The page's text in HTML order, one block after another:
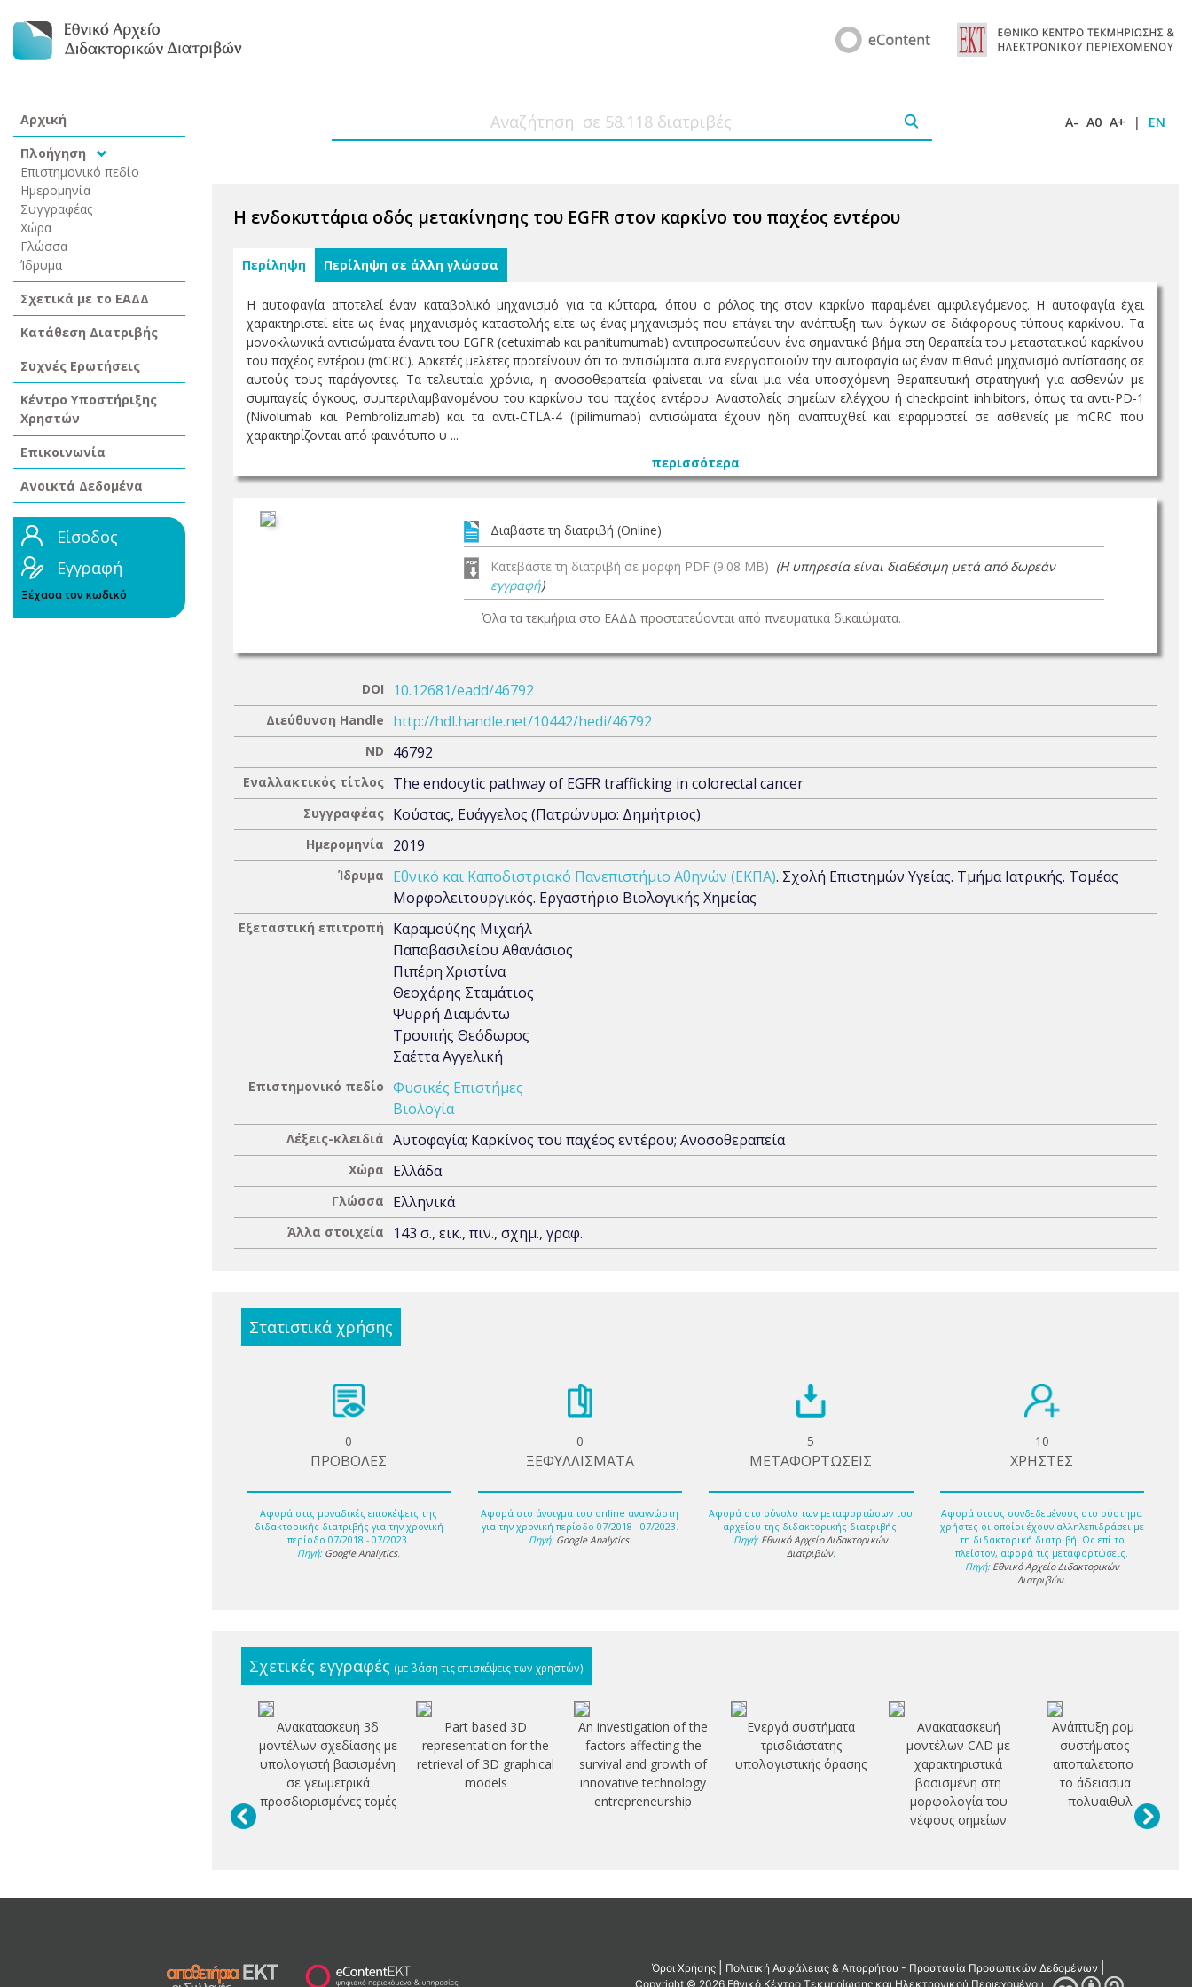
Αρχική
Πλοήγηση
Επιστημονικό πεδίο
Ημερομηνία
Συγγραφέας
Χώρα
Γλώσσα
Ίδρυμα
Σχετικά με το ΕΑΔΔ
Κατάθεση Διατριβής
Συχνές Ερωτήσεις
Κέντρο Υποστήριξης
Χρηστών
Επικοινωνία
Ανοικτά Δεδομένα
Είσοδος
Εγγραφή
Ξέχασα τον κωδικό
A- A0 A+ | EN
Η ενδοκυττάρια οδός μετακίνησης του EGFR στον καρκίνο του παχέος εντέρου
Περίληψη Περίληψη σε άλλη γλώσσα
Η αυτοφαγία αποτελεί έναν καταβολικό μηχανισμό για τα κύτταρα, όπου ο ρόλος της στον καρκίνο παραμένει αμφιλεγόμενος. Η αυτοφαγία έχει
χαρακτηριστεί είτε ως ένας μηχανισμός καταστολής είτε ως ένας μηχανισμός που επάγει την ανάπτυξη των όγκων σε διάφορους τύπους καρκίνου. Τα
μονοκλωνικά αντισώματα έναντι του EGFR (cetuximab και panitumumab) αντιπροσωπεύουν ένα σημαντικό βήμα στη θεραπεία του μεταστατικού καρκίνου
του παχέος εντέρου (mCRC). Αρκετές μελέτες προτείνουν ότι το αντισώματα αυτά ενεργοποιούν την αυτοφαγία ως έναν πιθανό μηχανισμό αντίστασης σε
αυτούς τους παράγοντες. Τα τελευταία χρόνια, η ανοσοθεραπεία φαίνεται να είναι μια νέα υποσχόμενη θεραπευτική στρατηγική για ασθενών με
συμπαγείς όγκους, συμπεριλαμβανομένου του καρκίνου του παχέος εντέρου. Αναστολείς σημείων ελέγχου ή checkpoint inhibitors, όπως τα αντι-ΡD-1
(Nivolumab και Pembrolizumab) και τα αντι-CTLA-4 (Ipilimumab) αντισώματα έχουν ήδη αναπτυχθεί και εφαρμοστεί σε ασθενείς με mCRC που
χαρακτηρίζονται από φαινότυπο υ ...
περισσότερα
Διαβάστε τη διατριβή (Online)
Κατεβάστε τη διατριβή σε μορφή PDF (9.08 MB) (Η υπηρεσία είναι διαθέσιμη μετά από δωρεάν
εγγραφή)
Όλα τα τεκμήρια στο ΕΑΔΔ προστατεύονται από πνευματικά δικαιώματα.
DOI 10.12681/eadd/46792
Διεύθυνση Handle http://hdl.handle.net/10442/hedi/46792
ND 46792
Εναλλακτικός τίτλος The endocytic pathway of EGFR trafficking in colorectal cancer
Συγγραφέας Κούστας, Ευάγγελος (Πατρώνυμο: Δημήτριος)
Ημερομηνία 2019
Ίδρυμα Εθνικό και Καποδιστριακό Πανεπιστήμιο Αθηνών (ΕΚΠΑ). Σχολή Επιστημών Υγείας. Τμήμα Ιατρικής. Τομέας
Μορφολειτουργικός. Εργαστήριο Βιολογικής Χημείας
Εξεταστική επιτροπή
Καραμούζης Μιχαήλ
Παπαβασιλείου Αθανάσιος
Πιπέρη Χριστίνα
Θεοχάρης Σταμάτιος
Ψυρρή Διαμάντω
Τρουπής Θεόδωρος
Σαέττα Αγγελική
Επιστημονικό πεδίο Φυσικές Επιστήμες
Βιολογία
Λέξεις-κλειδιά Αυτοφαγία; Καρκίνος του παχέος εντέρου; Ανοσοθεραπεία
Χώρα Ελλάδα
Γλώσσα Ελληνικά
Άλλα στοιχεία 143 σ., εικ., πιν., σχημ., γραφ.
Στατιστικά χρήσης
0
ΠΡΟΒΟΛΕΣ
Αφορά στις μοναδικές επισκέψεις της
διδακτορικής διατριβής για την χρονική
περίοδο 07/2018 - 07/2023.
Πηγή: Google Analytics.
0
ΞΕΦΥΛΛΙΣΜΑΤΑ
Αφορά στο άνοιγμα του online αναγνώστη
για την χρονική περίοδο 07/2018 - 07/2023.
Πηγή: Google Analytics.
5
ΜΕΤΑΦΟΡΤΩΣΕΙΣ
Αφορά στο σύνολο των μεταφορτώσων του
αρχείου της διδακτορικής διατριβής.
Πηγή: Εθνικό Αρχείο Διδακτορικών
Διατριβών.
10
ΧΡΗΣΤΕΣ
Αφορά στους συνδεδεμένους στο σύστημα
χρήστες οι οποίοι έχουν αλληλεπιδράσει με
τη διδακτορική διατριβή. Ως επί το
πλείστον, αφορά τις μεταφορτώσεις.
Πηγή: Εθνικό Αρχείο Διδακτορικών
Διατριβών.
Σχετικές εγγραφές (με βάση τις επισκέψεις των χρηστών)
Ανακατασκευή 3δ
μοντέλων σχεδίασης με
υπολογιστή βασισμένη
σε γεωμετρικά
προσδιορισμένες τομές
Part based 3D
representation for the
retrieval of 3D graphical
models
An investigation of the
factors affecting the
survival and growth of
innovative technology
entrepreneurship
Ενεργά συστήματα
τρισδιάστατης
υπολογιστικής όρασης
Ανακατασκευή
μοντέλων CAD με
χαρακτηριστικά
βασισμένη στη
μορφολογία του
νέφους σημείων
Ανάπτυξη ρομποτικού
συστήματος για την
αποπαλετοποίηση και
το άδειασμα σάκων
πολυαιθυλενίου